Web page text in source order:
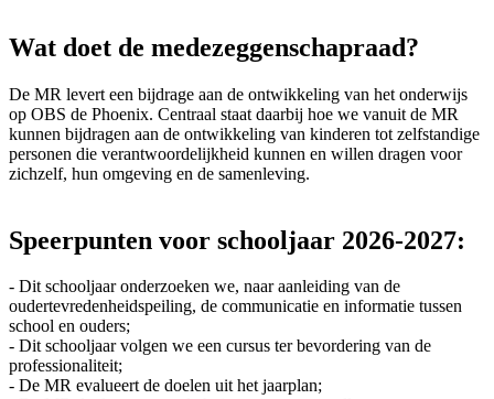
Wat doet de medezeggenschapraad?
De MR levert een bijdrage aan de ontwikkeling van het onderwijs
op OBS de Phoenix. Centraal staat daarbij hoe we vanuit de MR
kunnen bijdragen aan de ontwikkeling van kinderen tot zelfstandige
personen die verantwoordelijkheid kunnen en willen dragen voor
zichzelf, hun omgeving en de samenleving.
Speerpunten voor schooljaar 2026-2027:
- Dit schooljaar onderzoeken we, naar aanleiding van de
oudertevredenheidspeiling, de communicatie en informatie tussen
school en ouders;
- Dit schooljaar volgen we een cursus ter bevordering van de
professionaliteit;
- De MR evalueert de doelen uit het jaarplan;